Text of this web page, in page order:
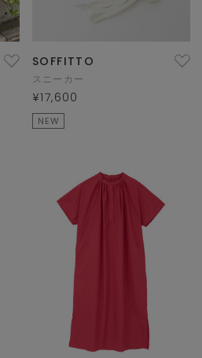
SOFFITTO
スニーカー
¥17,600
NEW